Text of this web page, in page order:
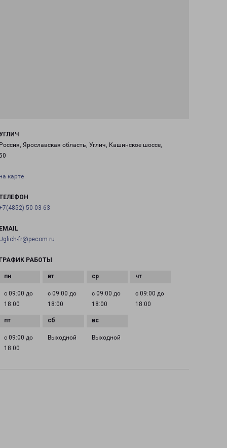
Ярославская область, Углич, Кашинское шоссе,
карте
50-03-63
fr@pecom.ru
РАБОТЫ
с 09:00 до
18:00
с 09:00 до
18:00
с 09:00 до
18:00
с 09:00 до
18:00
с 09:00 до
18:00
Выходной Выходной